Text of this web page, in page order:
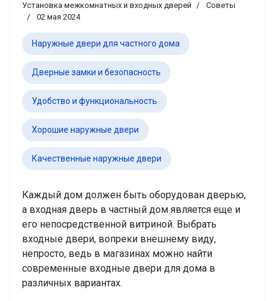
Установка межкомнатных и входных дверей
Советы
02 мая 2024
Наружные двери для частного дома
Дверные замки и безопасность
Удобство и функциональность
Хорошие наружные двери
Качественные наружные двери
Каждый дом должен быть оборудован дверью,
а входная дверь в частный дом является еще и
его непосредственной витриной. Выбрать
входные двери, вопреки внешнему виду,
непросто, ведь в магазинах можно найти
современные входные двери для дома в
различных вариантах.